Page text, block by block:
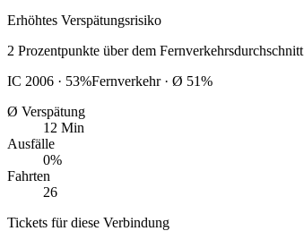
Erhöhtes Verspätungsrisiko
2 Prozentpunkte über dem Fernverkehrsdurchschnitt
IC 2006 · 53%Fernverkehr · Ø 51%
Ø Verspätung
12 Min
Ausfälle
0%
Fahrten
26
Tickets für diese Verbindung